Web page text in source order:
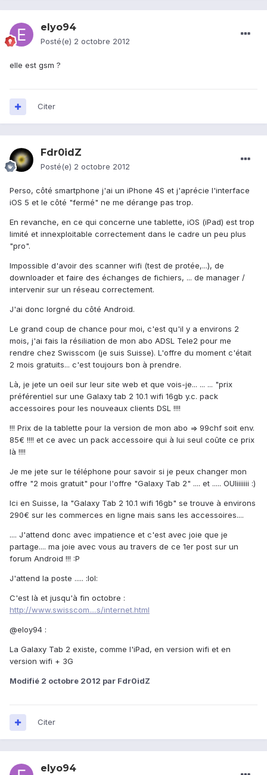
elyo94
Posté(e) 2 octobre 2012
elle est gsm ?
Citer
Fdr0idZ
Posté(e) 2 octobre 2012
Perso, côté smartphone j'ai un iPhone 4S et j'aprécie l'interface
iOS 5 et le côté "fermé" ne me dérange pas trop.
En revanche, en ce qui concerne une tablette, iOS (iPad) est trop
limité et innexploitable correctement dans le cadre un peu plus
"pro".
Impossible d'avoir des scanner wifi (test de protée,...), de
downloader et faire des échanges de fichiers, ... de manager /
intervenir sur un réseau correctement.
J'ai donc lorgné du côté Android.
Le grand coup de chance pour moi, c'est qu'il y a environs 2
mois, j'ai fais la résiliation de mon abo ADSL Tele2 pour me
rendre chez Swisscom (je suis Suisse). L'offre du moment c'était
2 mois gratuits... c'est toujours bon à prendre.
Là, je jete un oeil sur leur site web et que vois-je... ... ... "prix
préférentiel sur une Galaxy tab 2 10.1 wifi 16gb y.c. pack
accessoires pour les nouveaux clients DSL !!!!
!!! Prix de la tablette pour la version de mon abo => 99chf soit env.
85€ !!!! et ce avec un pack accessoire qui à lui seul coûte ce prix
là !!!!
Je me jete sur le téléphone pour savoir si je peux changer mon
offre "2 mois gratuit" pour l'offre "Galaxy Tab 2" .... et ..... OUIiiiiiii :)
Ici en Suisse, la "Galaxy Tab 2 10.1 wifi 16gb" se trouve à environs
290€ sur les commerces en ligne mais sans les accessoires....
.... J'attend donc avec impatience et c'est avec joie que je
partage.... ma joie avec vous au travers de ce 1er post sur un
forum Android !!! :P
J'attend la poste ..... :lol:
C'est là et jusqu'à fin octobre :
http://www.swisscom....s/internet.html
@eloy94 :
La Galaxy Tab 2 existe, comme l'iPad, en version wifi et en
version wifi + 3G
Modifié 2 octobre 2012 par Fdr0idZ
Citer
elyo94